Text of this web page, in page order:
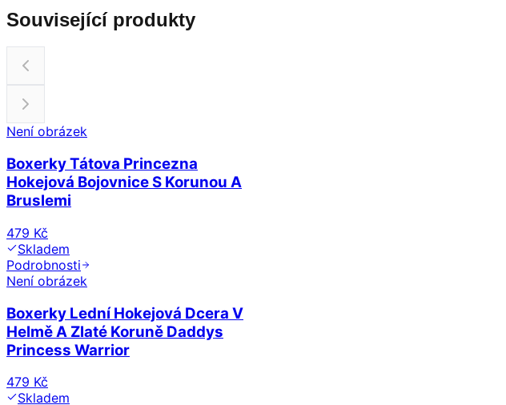
Související produkty
Není obrázek
Boxerky Tátova Princezna
Hokejová Bojovnice S Korunou A
Bruslemi
479 Kč
Skladem
Podrobnosti
Není obrázek
Boxerky Lední Hokejová Dcera V
Helmě A Zlaté Koruně Daddys
Princess Warrior
479 Kč
Skladem